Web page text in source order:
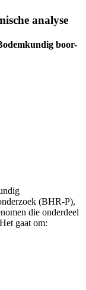
analyse
boor-
(BHR-P),
die onderdeel
gaat om: